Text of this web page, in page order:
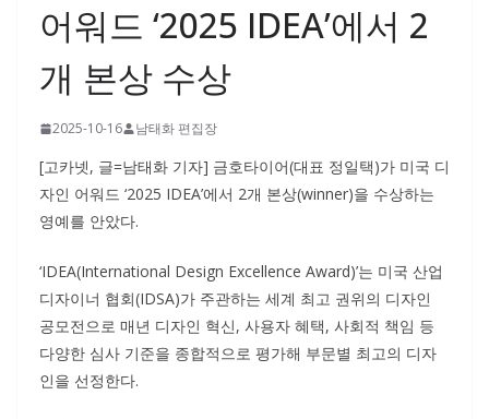
어워드 ‘2025 IDEA’에서 2
개 본상 수상
2025-10-16 남태화 편집장
[고카넷, 글=남태화 기자] 금호타이어(대표 정일택)가 미국 디
자인 어워드 ‘2025 IDEA’에서 2개 본상(winner)을 수상하는
영예를 안았다.
‘IDEA(International Design Excellence Award)’는 미국 산업
디자이너 협회(IDSA)가 주관하는 세계 최고 권위의 디자인
공모전으로 매년 디자인 혁신, 사용자 혜택, 사회적 책임 등
다양한 심사 기준을 종합적으로 평가해 부문별 최고의 디자
인을 선정한다.